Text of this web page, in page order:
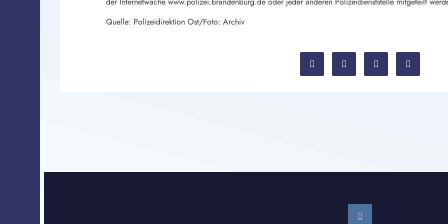
Quelle: Polizeidirektion Ost/Foto: Archiv